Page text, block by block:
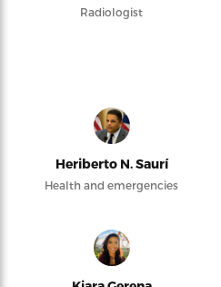
Radiologist
Heriberto N. Saurí
Health and emergencies